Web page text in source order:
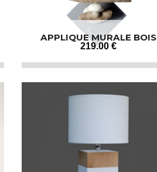
APPLIQUE MURALE BOIS
FLOTTÉ GALETS
219.00 €